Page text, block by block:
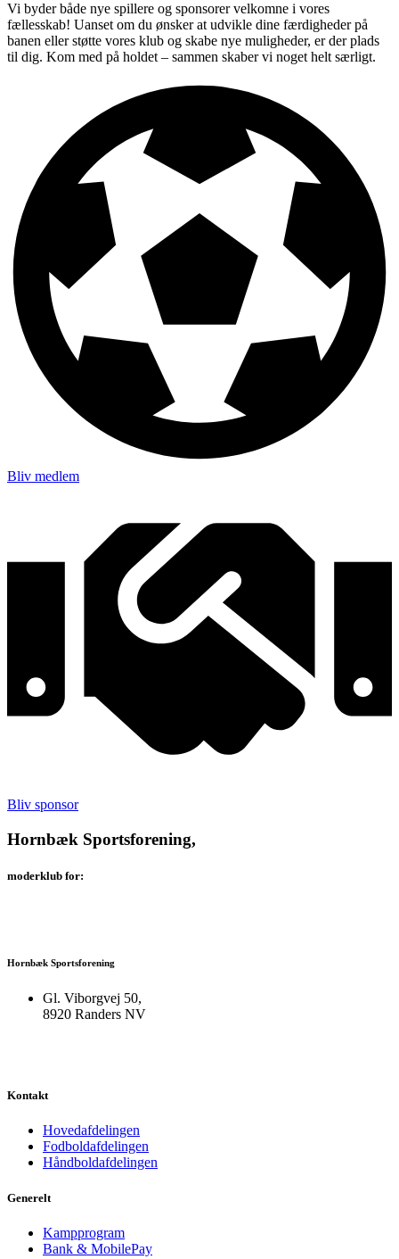
Vi byder både nye spillere og sponsorer velkomne i vores
fællesskab! Uanset om du ønsker at udvikle dine færdigheder på
banen eller støtte vores klub og skabe nye muligheder, er der plads
til dig. Kom med på holdet – sammen skaber vi noget helt særligt.
Bliv medlem
Bliv sponsor
Hornbæk Sportsforening,
moderklub for:
Hornbæk Sportsforening
Gl. Viborgvej 50,
8920 Randers NV
Kontakt
Hovedafdelingen
Fodboldafdelingen
Håndboldafdelingen
Generelt
Kampprogram
Bank & MobilePay